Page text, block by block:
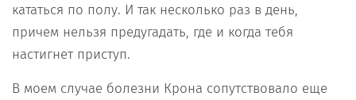
кататься по полу. И так несколько раз в день,
причем нельзя предугадать, где и когда тебя
настигнет приступ.
В моем случае болезни Крона сопутствовало еще